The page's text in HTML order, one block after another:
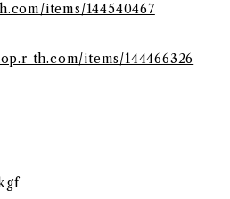
items/144540467
th.com/items/144466326